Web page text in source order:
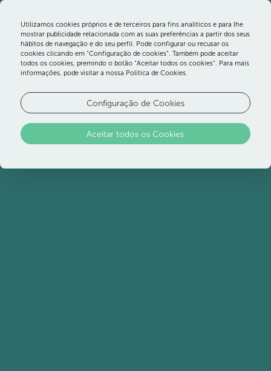
Utilizamos cookies próprios e de terceiros para fins analíticos e para lhe
mostrar publicidade relacionada com as suas preferências a partir dos seus
hábitos de navegação e do seu perfil. Pode configurar ou recusar os
cookies clicando em “Configuração de cookies”. Também pode aceitar
todos os cookies, premindo o botão “Aceitar todos os cookies”. Para mais
informações, pode visitar a nossa Politica de Cookies.
Configuração de Cookies
Aceitar todos os Cookies